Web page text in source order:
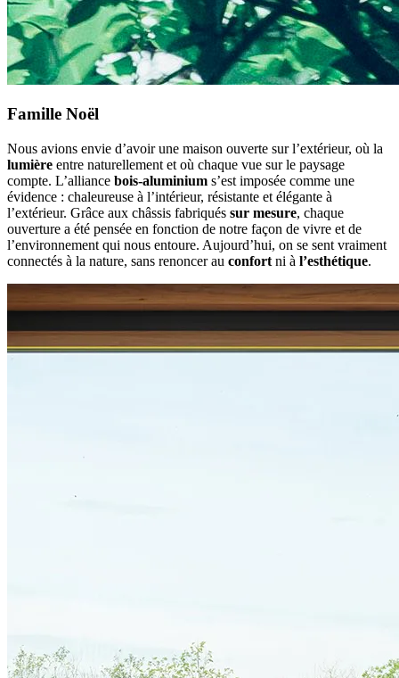
Famille Noël
Nous avions envie d’avoir une maison ouverte sur l’extérieur, où la
lumière entre naturellement et où chaque vue sur le paysage
compte. L’alliance bois-aluminium s’est imposée comme une
évidence : chaleureuse à l’intérieur, résistante et élégante à
l’extérieur. Grâce aux châssis fabriqués sur mesure, chaque
ouverture a été pensée en fonction de notre façon de vivre et de
l’environnement qui nous entoure. Aujourd’hui, on se sent vraiment
connectés à la nature, sans renoncer au confort ni à l’esthétique.